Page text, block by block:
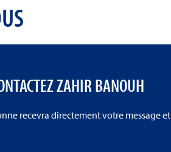
ZAHIR BANOUH
recevra directement votre message